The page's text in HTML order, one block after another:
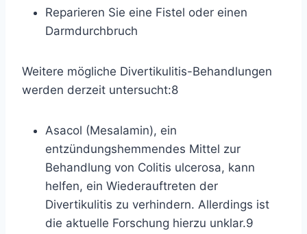
Reparieren Sie eine Fistel oder einen
Darmdurchbruch
Weitere mögliche Divertikulitis-Behandlungen
werden derzeit untersucht:8
Asacol (Mesalamin), ein
entzündungshemmendes Mittel zur
Behandlung von Colitis ulcerosa, kann
helfen, ein Wiederauftreten der
Divertikulitis zu verhindern. Allerdings ist
die aktuelle Forschung hierzu unklar.9